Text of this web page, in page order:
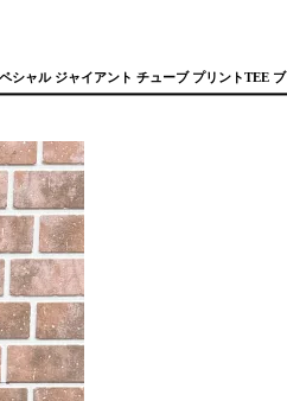
シャル ジャイアント チューブ プリントTEE ブ